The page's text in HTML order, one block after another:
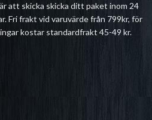
att skicka skicka ditt paket inom 24
Fri frakt vid varuvärde från 799kr, för
kostar standardfrakt 45-49 kr.